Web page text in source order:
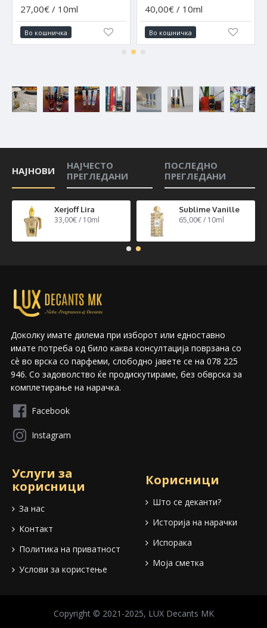
27,00€ / 10ml
Во кошничка
40,00€ / 10ml
Во кошничка
НАЈНОВИ
НАЈЧЕСТО
ПРЕГЛЕДАНИ
ПОСЛЕДНО
ПРЕГЛЕДАНИ
Xerjoff Lira
33,00€ / 10ml
Sublime Vanille
65,00€ / 10ml
Доколку имате дилема при изборот или едноставно
имате потреба од било каква консултација поврзана со
сѐ во врска со парфеми, слободно јавете се на 078 225
946. Со задоволство ќе продискутираме, без обврска за
комплетирање на нарачка.
Facebook
Instagram
Услуги за
корисници
За нас
Контакт
Политика на приватност
Услови за користење
Корисници
Што се деканти?
Историја на нарачки
Испорака
Моја сметка
Copyright © 2021-2025, LUX Decants MK